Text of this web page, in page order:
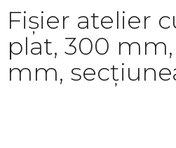
Fișier atelier
plat, 300 mm,
mm,